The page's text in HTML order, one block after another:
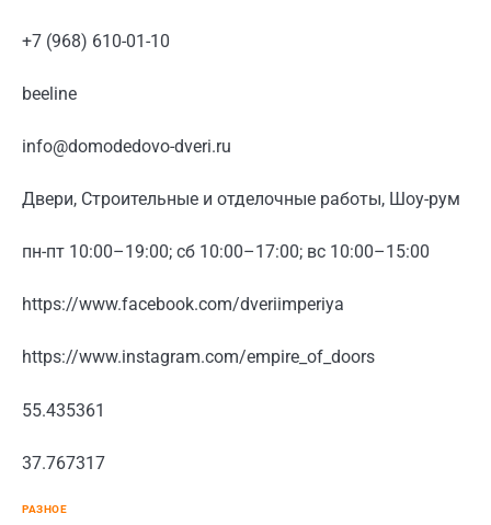
+7 (968) 610-01-10
beeline
info@domodedovo-dveri.ru
Двери, Строительные и отделочные работы, Шоу-рум
пн-пт 10:00–19:00; сб 10:00–17:00; вс 10:00–15:00
https://www.facebook.com/dveriimperiya
https://www.instagram.com/empire_of_doors
55.435361
37.767317
РАЗНОЕ